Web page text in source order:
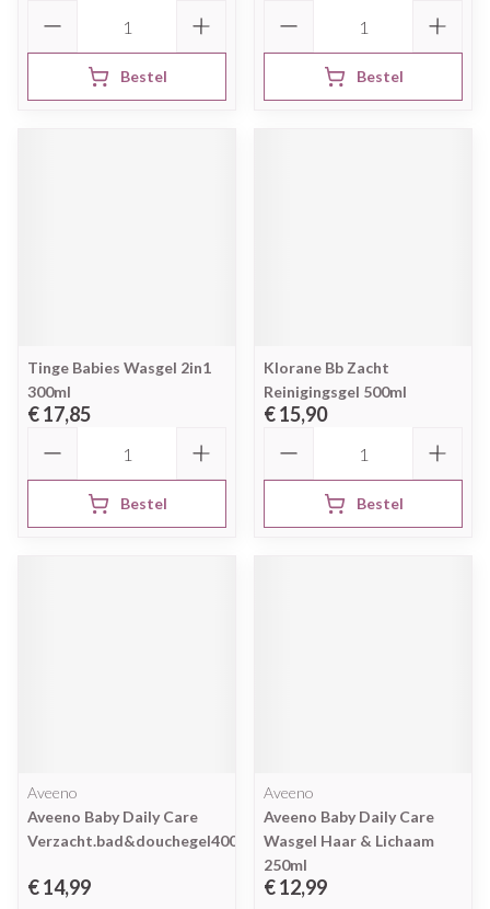
Bestel Bestel
Tinge Babies Wasgel 2in1
300ml
€ 17,85
Bestel
Klorane Bb Zacht
Reinigingsgel 500ml
€ 15,90
Bestel
Aveeno
Aveeno Baby Daily Care
Verzacht.bad&douchegel400ml
€ 14,99
Aveeno
Aveeno Baby Daily Care
Wasgel Haar & Lichaam
250ml
€ 12,99